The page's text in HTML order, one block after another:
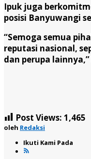
Ipuk juga
posisi Banyuwangi
“Semoga semua
reputasi nasional,
dan perupa
Post Views: 1,465
oleh Redaksi
Ikuti Kami Pada